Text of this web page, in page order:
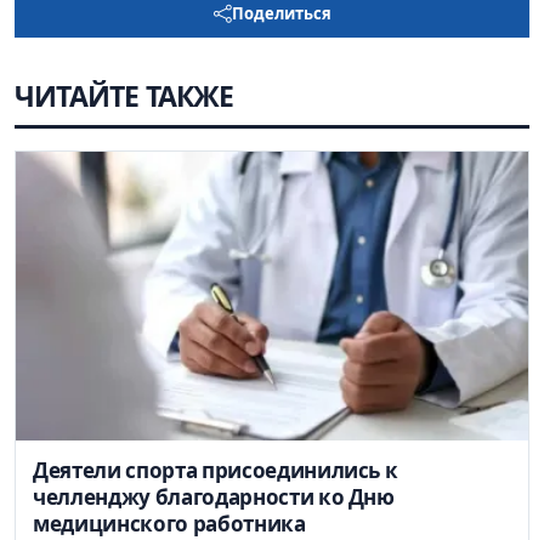
Поделиться
ЧИТАЙТЕ ТАКЖЕ
Деятели спорта присоединились к
челленджу благодарности ко Дню
медицинского работника